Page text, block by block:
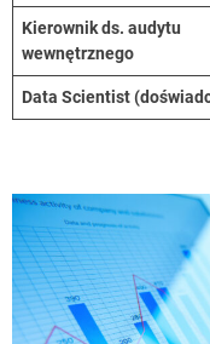
Kierownik ds. audytu
wewnętrznego
Data Scientist